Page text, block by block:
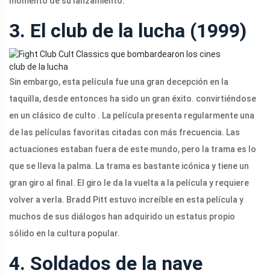
3. El club de la lucha (1999)
club de la lucha
Sin embargo, esta película fue una gran decepción en la
taquilla, desde entonces ha sido un gran éxito. convirtiéndose
en un clásico de culto . La película presenta regularmente una
de las películas favoritas citadas con más frecuencia. Las
actuaciones estaban fuera de este mundo, pero la trama es lo
que se lleva la palma. La trama es bastante icónica y tiene un
gran giro al final. El giro le da la vuelta a la película y requiere
volver a verla. Bradd Pitt estuvo increíble en esta película y
muchos de sus diálogos han adquirido un estatus propio
sólido en la cultura popular.
4. Soldados de la nave